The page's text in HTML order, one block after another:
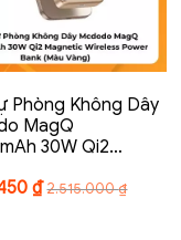
Phòng Không Dây
MagQ
30W Qi2…
₫2.515.000₫